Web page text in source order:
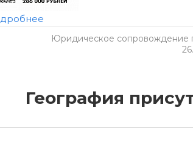
Юридическое сопровождение
География